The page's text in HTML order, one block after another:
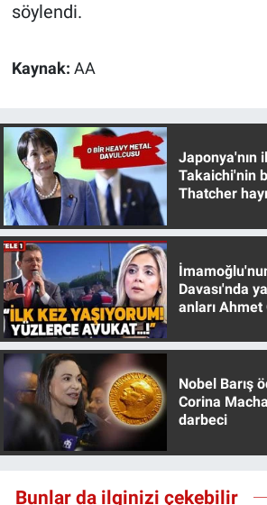
söylendi.
Kaynak: AA
Japonya'nın
Takaichi'nin
Thatcher
Davası'nda
anları Ahmet
Nobel Barış
Corina
darbeci
Bunlar da ilginizi çekebilir
Yerel Gündem
Canlı Yayın